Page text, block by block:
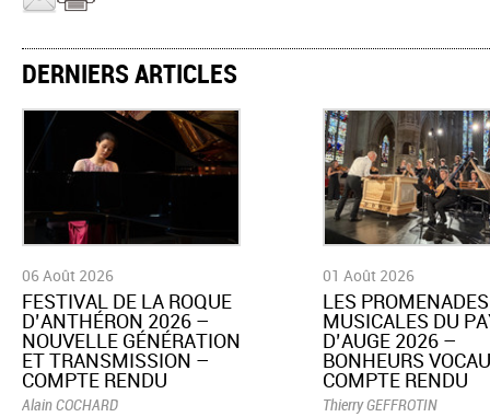
DERNIERS ARTICLES
06 Août 2026
​FESTIVAL DE LA ROQUE
D’ANTHÉRON 2026 –
NOUVELLE GÉNÉRATION
ET TRANSMISSION –
COMPTE RENDU
Alain COCHARD
01 Août 2026
LES PROMENADES
MUSICALES DU
D’AUGE 2026 –
BONHEURS
COMPTE RENDU
Thierry GEFFROTIN